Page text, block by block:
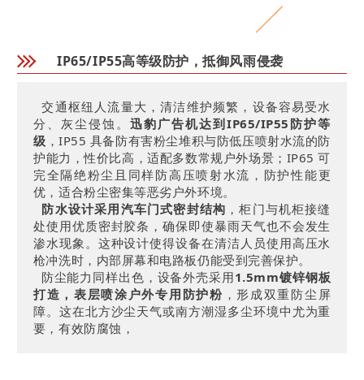
IP65/IP55高等级防护，抵御风雨侵袭
交通枢纽人流量大，清洁维护频繁，设备容易受水
分、灰尘侵蚀。迅豹广告机达到IP65/IP55防护等
级 ，IP55 具备防有害粉尘堆积与防低压喷射水流的防
护能力，性价比高，适配多数常规户外场景；IP65 可
完全隔绝粉尘且同样防高压喷射水流，防护性能更
优，适合粉尘密集等恶劣户外环境。
防水设计采用汽车门式密封结构 ，柜门与机柜接缝
处使用优质密封胶条，确保即使暴雨天气也不会发生
渗水现象。这种设计使得设备在清洁人员使用高压水
枪冲洗时，内部屏幕和电路板仍能受到完善保护。
防尘能力同样出色，设备外壳采用1.5mm镀锌钢板
打造，表层喷涂户外专用防护粉 ，形成双重防尘屏
障。这在北方沙尘天气或南方潮湿多尘环境中尤为重
要，有效防腐蚀，